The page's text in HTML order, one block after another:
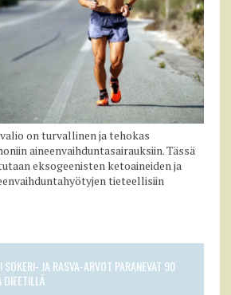
on turvallinen ja tehokas
aineenvaihduntasairauksiin. Tässä
eksogeenisten ketoaineiden ja
tieteellisiin
SOKERI- JA RASVA-ARVOT PARANEVAT 90
DIEETILLÄ